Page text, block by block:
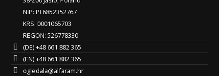
NIP: PL6852352767
KRS: 0001065703
REGON: 526778330
(DE) +48 661 882 365
(EN) +48 661 882 365
ogledala@alfaram.hr